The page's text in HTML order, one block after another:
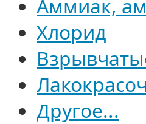
Аммиак,
Хлорид
Другое...